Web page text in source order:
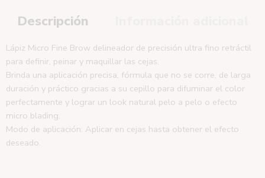
Descripción
Lápiz Micro Fine Brow delineador de precisión ultra fino retráctil
para definir, peinar y maquillar las cejas.
Brinda una aplicación precisa, fórmula que no se corre, de larga
duración y práctico gracias a su cepillo para difuminar el color
perfectamente y lograr un look natural pelo a pelo o efecto
micro blading.
Modo de aplicación: Aplicar en cejas hasta obtener el efecto
deseado.